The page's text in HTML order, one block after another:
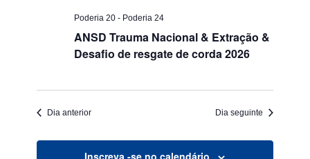
de
Poderia 20 - Poderia 24
ANSD Trauma Nacional & Extração &
Desafio de resgate de corda 2026
Dia anterior Dia seguinte
Inscreva -se no calendário